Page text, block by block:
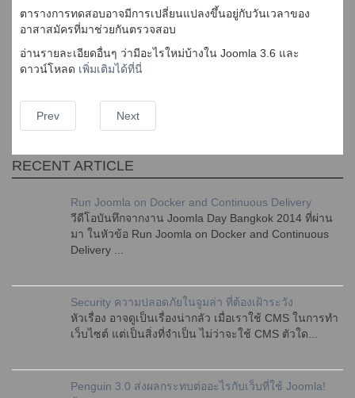
ตารางการทดสอบอาจมีการเปลี่ยนแปลงขึ้นอยู่กับวันเวลาของ
อาสาสมัครที่มาช่วยกันตรวจสอบ
อ่านรายละเอียดอื่นๆ ว่ามีอะไรใหม่บ้างใน Joomla 3.6 และ
ดาวน์โหลด เพิ่มเติมได้ที่นี่
Prev Next
RECENT ARTICLE
Run Joomla on Docker and Continuous Delivery
วีดีโอบันทึกจากงาน Joomla Day Bangkok 2014 ที่ผ่าน
มา ในหัวข้อ Run Joomla on Docker and Continuous
Delivery ...
Security ความปลอดภัยในจูมล่า ที่ต้องเฝ้าระวัง
หัวเรื่อง อาจดูเป็นเรื่องน่ากลัว เมื่อเราใช้ CMS ในการทำ
เว็บไซต์ แต่เป็นสิ่งที่จำเป็น ไม่ว่าจะใช้ CMS ตัวใด...
Penguin 3.0 ส่งผลกระทบต่ออะไรกับเว็บที่ใช้ Joomla!